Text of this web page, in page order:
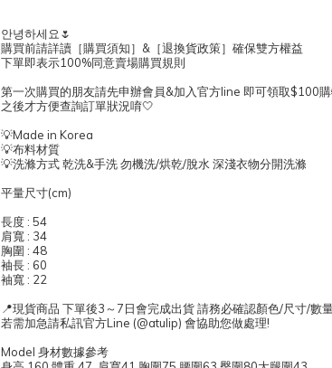
안녕하세요🌷
購買前請詳讀［購買須知］&［退換貨政策］確保雙方權益
下單即表示100%同意賣場購買規則
第一次購買的朋友請先申辦會員&加入官方line 即可領取$100
之後才方便查詢訂單狀況唷🤍
💡Made in Korea
💡布料材質
💡洗滌方式 乾洗&手洗 勿機洗/烘乾/脫水 深淺衣物分開洗滌
平量尺寸(cm)
長度 : 54
肩寬 : 34
胸圍 : 48
袖長 : 60
袖寬 : 22
📍現貨商品 下單後3～7日會完成出貨 請務必確認顏色/尺寸/數
若需加急請私訊官方Line (@atulip) 會協助您做處理!
Model 身材數據參考